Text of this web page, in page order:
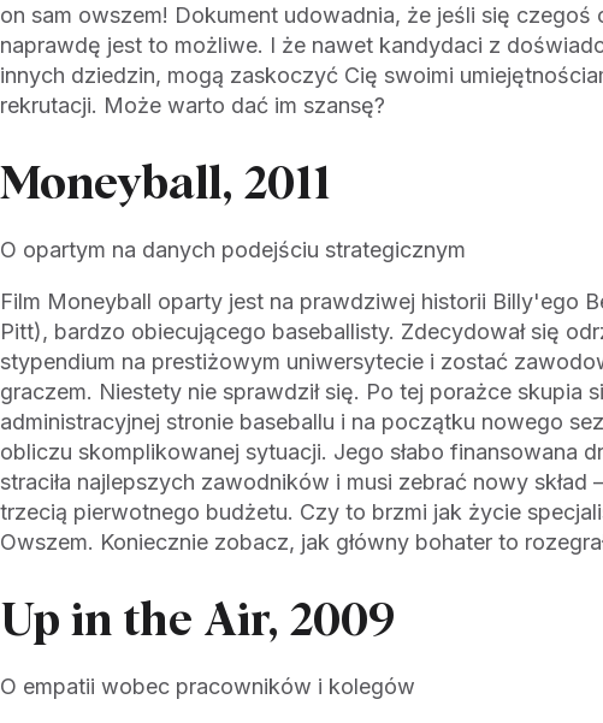
on sam owszem! Dokument udowadnia, że jeśli się czegoś
naprawdę jest to możliwe. I że nawet kandydaci z
innych dziedzin, mogą zaskoczyć Cię swoimi
rekrutacji. Może warto dać im szansę?
Moneyball, 2011
O opartym na danych podejściu strategicznym
Film Moneyball oparty jest na prawdziwej historii Billy'ego
Pitt), bardzo obiecującego baseballisty. Zdecydował się
stypendium na prestiżowym uniwersytecie i zostać
graczem. Niestety nie sprawdził się. Po tej porażce skupia
administracyjnej stronie baseballu i na początku nowego
obliczu skomplikowanej sytuacji. Jego słabo finansowana
straciła najlepszych zawodników i musi zebrać nowy skład
trzecią pierwotnego budżetu. Czy to brzmi jak życie
Owszem. Koniecznie zobacz, jak główny bohater to
Up in the Air, 2009
O empatii wobec pracowników i kolegów